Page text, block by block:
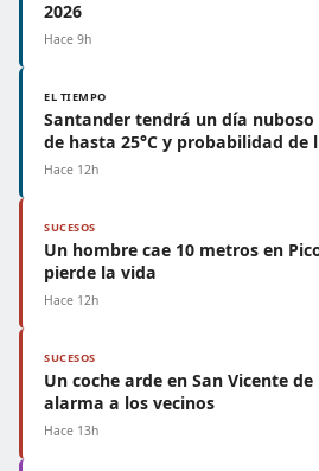
2026
Hace 9h
EL TIEMPO
Santander tendrá un día
de hasta 25°C y probabilidad de
Hace 12h
SUCESOS
Un hombre cae 10 metros en
pierde la vida
Hace 12h
SUCESOS
Un coche arde en San Vicente
alarma a los vecinos
Hace 13h